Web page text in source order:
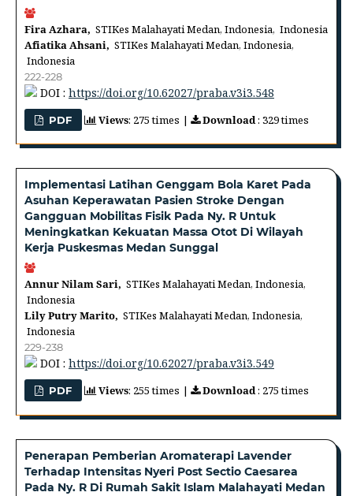
Fira Azhara, STIKes Malahayati Medan, Indonesia, Indonesia
Afiatika Ahsani, STIKes Malahayati Medan, Indonesia,
Indonesia
222-228
DOI : https://doi.org/10.62027/praba.v3i3.548
PDF Views: 275 times | Download: 329 times
Implementasi Latihan Genggam Bola Karet Pada
Asuhan Keperawatan Pasien Stroke Dengan
Gangguan Mobilitas Fisik Pada Ny. R Untuk
Meningkatkan Kekuatan Massa Otot Di Wilayah
Kerja Puskesmas Medan Sunggal
Annur Nilam Sari, STIKes Malahayati Medan, Indonesia,
Indonesia
Lily Putry Marito, STIKes Malahayati Medan, Indonesia,
Indonesia
229-238
DOI : https://doi.org/10.62027/praba.v3i3.549
PDF Views: 255 times | Download: 275 times
Penerapan Pemberian Aromaterapi Lavender
Terhadap Intensitas Nyeri Post Sectio Caesarea
Pada Ny. R Di Rumah Sakit Islam Malahayati Medan